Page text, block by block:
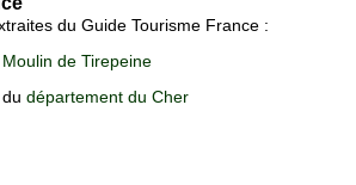
du Guide Tourisme France :
Moulin de Tirepeine
département du Cher